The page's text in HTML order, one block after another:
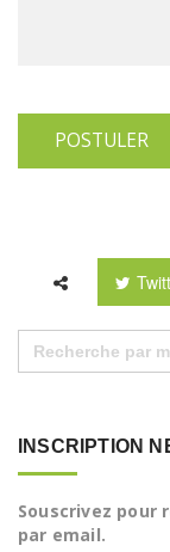
Search
for:
INSCRIPTION
Souscrivez pour
par email.